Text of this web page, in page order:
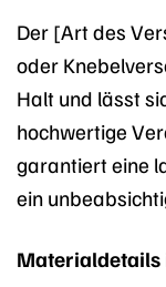
Der [Art des
oder
Halt und lässt
hochwertige
garantiert eine
ein
Materialdetails